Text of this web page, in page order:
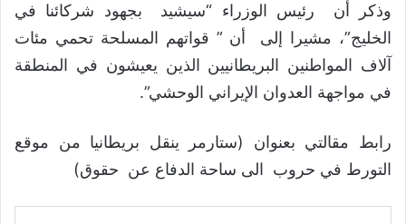
وذكر أن رئيس الوزراء “سيشيد بجهود شركائنا في
الخليج”، مشيرا إلى أن ” قواتهم المسلحة تحمي مئات
آلاف المواطنين البريطانيين الذين يعيشون في المنطقة
في مواجهة العدوان الإيراني الوحشي”.
رابط مقالتي بعنوان (ستارمر ينقل بريطانيا من موقع
التورط في حروب الى ساحة الدفاع عن حقوق)